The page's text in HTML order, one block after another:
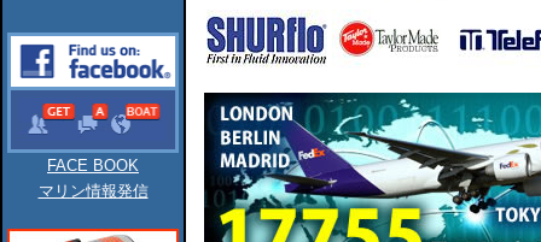
FACE BOOK
マリン情報発信